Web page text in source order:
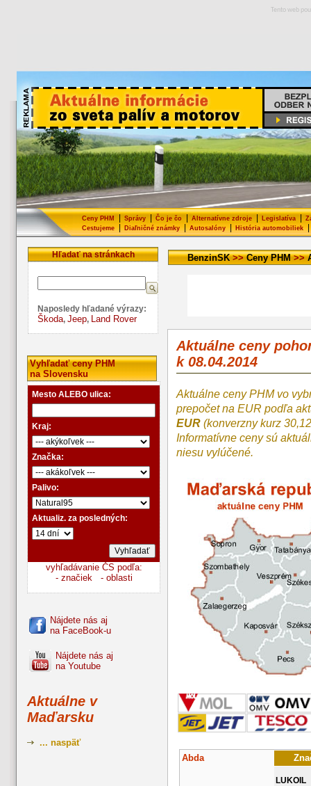
Tento web
Ceny PHM Správy Čo je čo Alternatívne zdroje Legislatíva
Cestujeme| Diaľničné známky| Autosalóny| História automobiliek|
Hľadať na stránkach
Naposledy hľadané výrazy:
Škoda, Jeep, Land Rover
Vyhľadať ceny PHM
na Slovensku
Mesto ALEBO ulica:
Kraj:
Značka:
Palivo:
Aktualiz. za posledných:
vyhľadávanie ČS podľa:
- značiek
- oblasti
Nájdete nás aj
na FaceBook-u
Nájdete nás aj
na Youtube
Aktuálne v
Maďarsku
... naspäť
BenzinSK>>Ceny PHM>>
Aktuálne ceny
k 08.04.2014
Aktuálne ceny PHM vo
prepočet na EUR podľa
EUR (konverzny kurz
Informatívne ceny sú
niesu vylúčené.
Abda
LUKOIL